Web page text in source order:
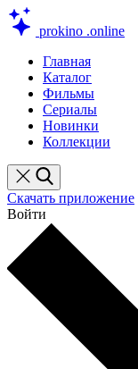
prokino .online
Главная
Каталог
Фильмы
Сериалы
Новинки
Коллекции
Скачать приложение
Войти